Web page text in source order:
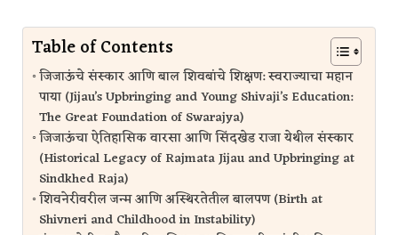
Table of Contents
जिजाऊंचे संस्कार आणि बाल शिवबांचे शिक्षण: स्वराज्याचा महान
पाया (Jijau’s Upbringing and Young Shivaji’s Education:
The Great Foundation of Swarajya)
जिजाऊंचा ऐतिहासिक वारसा आणि सिंदखेड राजा येथील संस्कार
(Historical Legacy of Rajmata Jijau and Upbringing at
Sindkhed Raja)
शिवनेरीवरील जन्म आणि अस्थिरतेतील बालपण (Birth at
Shivneri and Childhood in Instability)